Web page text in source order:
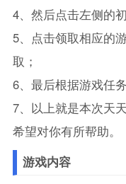
4、然后点击左侧的
5、点击领取相应的
取；
6、最后根据游戏任
7、以上就是本次天
希望对你有所帮助。
游戏内容